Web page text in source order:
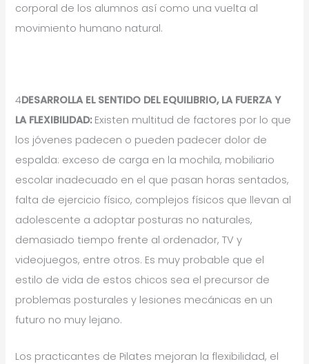
corporal de los alumnos así como una vuelta al
movimiento humano natural.
4DESARROLLA EL SENTIDO DEL EQUILIBRIO, LA FUERZA Y
LA FLEXIBILIDAD:Existen multitud de factores por lo que
los jóvenes padecen o pueden padecer dolor de
espalda: exceso de carga en la mochila, mobiliario
escolar inadecuado en el que pasan horas sentados,
falta de ejercicio físico, complejos físicos que llevan al
adolescente a adoptar posturas no naturales,
demasiado tiempo frente al ordenador, TV y
videojuegos, entre otros. Es muy probable que el
estilo de vida de estos chicos sea el precursor de
problemas posturales y lesiones mecánicas en un
futuro no muy lejano.
Los practicantes de Pilates mejoran la flexibilidad, el